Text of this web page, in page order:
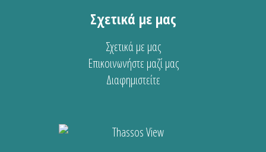
Σχετικά με μας
Σχετικά με μας
Επικοινωνήστε μαζί μας
Διαφημιστείτε